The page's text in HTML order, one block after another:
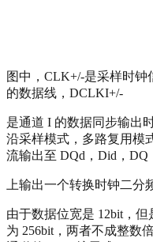
图中，CLK+/-是采样时
的数据线，DCLKI+/-
是通道 I 的数据同步输出
沿采样模式，多路复用模
流输出至 DQd，Did，
上输出一个转换时钟二分
由于数据位宽是 12bit，
为 256bit，两者不成整数